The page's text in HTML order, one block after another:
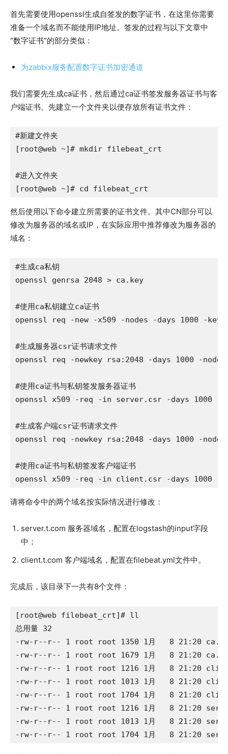
首先需要使用openssl生成自签发的数字证书，在这里你需要
准备一个域名而不能使用IP地址。签发的过程与以下文章中
“数字证书”的部分类似：
为zabbix服务配置数字证书加密通道
我们需要先生成ca证书，然后通过ca证书签发服务器证书与客
户端证书。先建立一个文件夹以便存放所有证书文件：
#新建文件夹
[root@web ~]# mkdir filebeat_crt
#进入文件夹
[root@web ~]# cd filebeat_crt
然后使用以下命令建立所需要的证书文件。其中CN部分可以
修改为服务器的域名或IP，在实际应用中推荐修改为服务器的
域名：
#生成ca私钥
openssl genrsa 2048 > ca.key
#使用ca私钥建立ca证书
openssl req -new -x509 -nodes -days 1000 -key
#生成服务器csr证书请求文件
openssl req -newkey rsa:2048 -days 1000 -
#使用ca证书与私钥签发服务器证书
openssl x509 -req -in server.csr -days 1000
#生成客户端csr证书请求文件
openssl req -newkey rsa:2048 -days 1000 -
#使用ca证书与私钥签发客户端证书
openssl x509 -req -in client.csr -days 1000
请将命令中的两个域名按实际情况进行修改：
server.t.com 服务器域名，配置在logstash的input字段
中；
client.t.com 客户端域名，配置在filebeat.yml文件中。
完成后，该目录下一共有8个文件：
[root@web filebeat_crt]# ll
总用量 32
-rw-r--r-- 1 root root 1350 1月   8 21:20
-rw-r--r-- 1 root root 1679 1月   8 21:20
-rw-r--r-- 1 root root 1216 1月   8 21:20
-rw-r--r-- 1 root root 1013 1月   8 21:20
-rw-r--r-- 1 root root 1704 1月   8 21:20
-rw-r--r-- 1 root root 1216 1月   8 21:20
-rw-r--r-- 1 root root 1013 1月   8 21:20
-rw-r--r-- 1 root root 1704 1月   8 21:20